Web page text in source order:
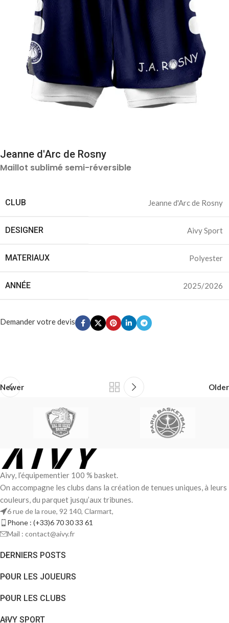
Jeanne d'Arc de Rosny
Maillot sublimé semi-réversible
CLUB Jeanne d'Arc de Rosny
DESIGNER Aivy Sport
MATERIAUX Polyester
ANNÉE 2025/2026
Demander votre devis
Newer Older
Aivy, l’équipementier 100 % basket.
On accompagne les clubs dans la création de tenues uniques, à leurs
couleurs, du parquet jusqu’aux tribunes.
6 rue de la roue, 92 140, Clarmart,
Phone : (+33)6 70 30 33 61
Mail : contact@aivy.fr
DERNIERS POSTS
POUR LES JOUEURS
POUR LES CLUBS
AIVY SPORT